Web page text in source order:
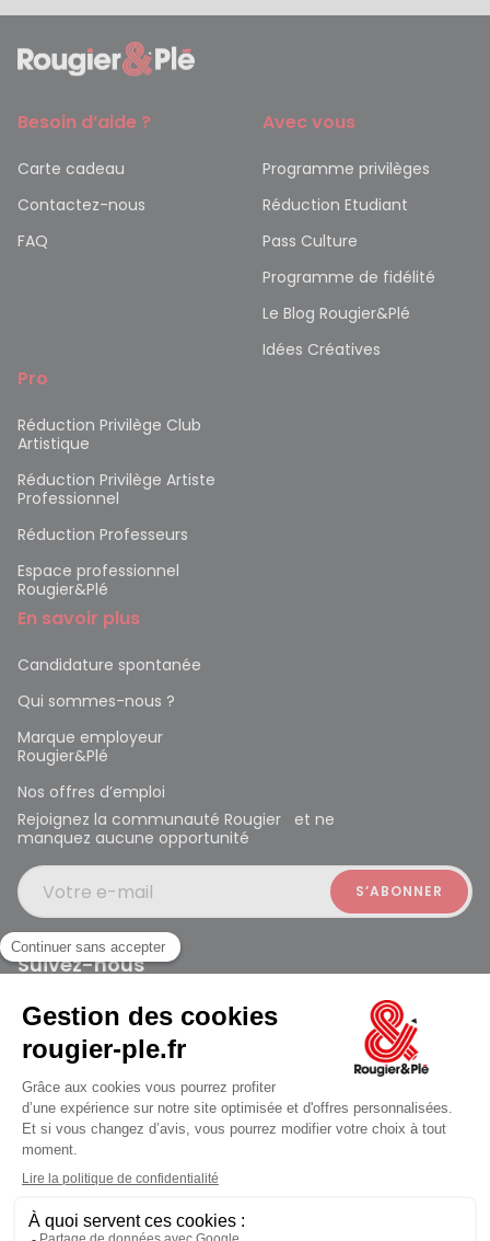
jusqu'au Mardi à 10:00
Besoin d’aide ?
Carte cadeau
Contactez-nous
FAQ
Avec vous
Programme privilèges
Réduction Etudiant
Pass Culture
Programme de fidélité
Le Blog Rougier&Plé
Idées Créatives
Pro
Réduction Privilège Club
Artistique
Réduction Privilège Artiste
Professionnel
Réduction Professeurs
Espace professionnel
Rougier&Plé
En savoir plus
Candidature spontanée
Qui sommes-nous ?
Marque employeur
Rougier&Plé
Nos offres d’emploi
Rejoignez la communauté Rougier et ne
manquez aucune opportunité
Votre e-mail
Suivez-nous
Rougier et Plé 2024 Copyright
Mentions légales
Conditions générales des ventes